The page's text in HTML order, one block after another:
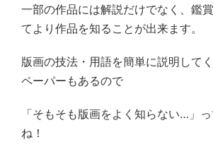
一部の作品には解説だけでなく、鑑
てより作品を知ることが出来ます。
版画の技法・用語を簡単に説明して
ペーパーもあるので
「そもそも版画をよく知らない…」
ね！